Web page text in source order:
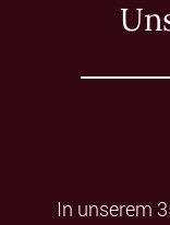
In unserem